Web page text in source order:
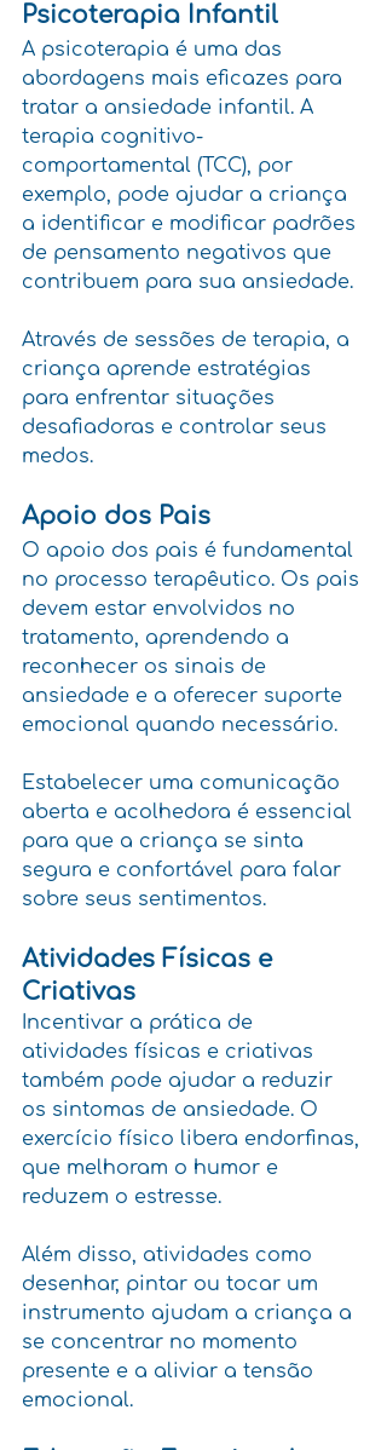
Psicoterapia Infantil
A psicoterapia é uma das
abordagens mais eficazes para
tratar a ansiedade infantil. A
terapia cognitivo-
comportamental (TCC), por
exemplo, pode ajudar a criança
a identificar e modificar padrões
de pensamento negativos que
contribuem para sua ansiedade.
Através de sessões de terapia, a
criança aprende estratégias
para enfrentar situações
desafiadoras e controlar seus
medos.
Apoio dos Pais
O apoio dos pais é fundamental
no processo terapêutico. Os pais
devem estar envolvidos no
tratamento, aprendendo a
reconhecer os sinais de
ansiedade e a oferecer suporte
emocional quando necessário.
Estabelecer uma comunicação
aberta e acolhedora é essencial
para que a criança se sinta
segura e confortável para falar
sobre seus sentimentos.
Atividades Físicas e
Criativas
Incentivar a prática de
atividades físicas e criativas
também pode ajudar a reduzir
os sintomas de ansiedade. O
exercício físico libera endorfinas,
que melhoram o humor e
reduzem o estresse.
Além disso, atividades como
desenhar, pintar ou tocar um
instrumento ajudam a criança a
se concentrar no momento
presente e a aliviar a tensão
emocional.